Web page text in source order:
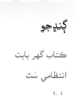
ڳنڍجو
ڪتاب گهر بابت
انتظامي سَٿ
رابطو